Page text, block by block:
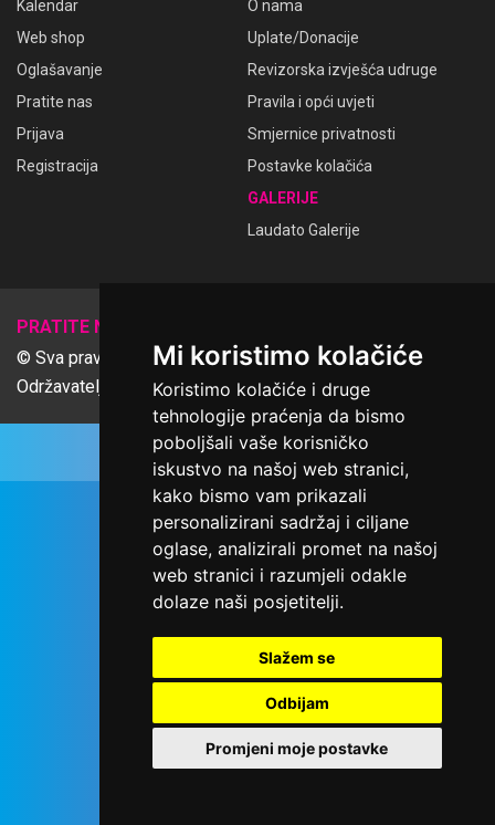
Mi koristimo kolačiće
Koristimo kolačiće i druge
tehnologije praćenja da bismo
poboljšali vaše korisničko
iskustvo na našoj web stranici,
kako bismo vam prikazali
personalizirani sadržaj i ciljane
oglase, analizirali promet na našoj
web stranici i razumjeli odakle
dolaze naši posjetitelji.
Slažem se
Odbijam
Promjeni moje postavke
Kalendar
Web shop
Oglašavanje
Pratite nas
Prijava
Registracija
O nama
Uplate/Donacije
Revizorska izvješća udruge
Pravila i opći uvjeti
Smjernice privatnosti
Postavke kolačića
GALERIJE
Laudato Galerije
PRATITE NAS
© Sva prava pridržana Udruga Ime dobrote
Održavatelj Netcom d.o.o., Riva 6, Rijeka